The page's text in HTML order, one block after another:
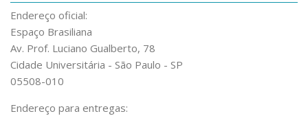
Endereço oficial:
Espaço Brasiliana
Av. Prof. Luciano Gualberto, 78
Cidade Universitária - São Paulo - SP
05508-010
Endereço para entregas: